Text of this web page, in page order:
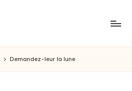
Demandez-leur la lune